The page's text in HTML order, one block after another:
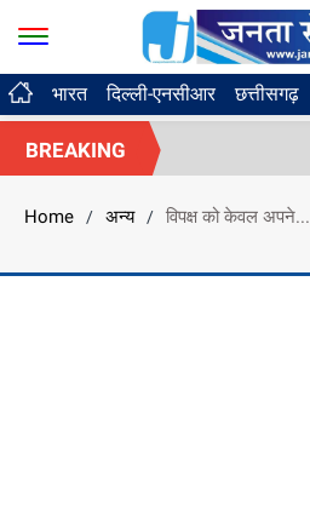
भारत दिल्ली-एनसीआर छत्तीसगढ़
BREAKING
Home / अन्य / विपक्ष को केवल अपने...